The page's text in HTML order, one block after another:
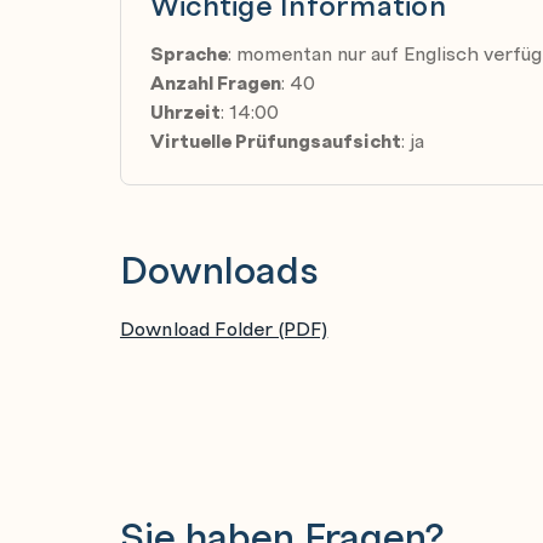
Sprache: momentan nur auf Englisch
Anzahl Fragen: 40
Uhrzeit: 14:00
Virtuelle Prüfungsaufsicht: ja
Downloads
Download Folder (PDF)